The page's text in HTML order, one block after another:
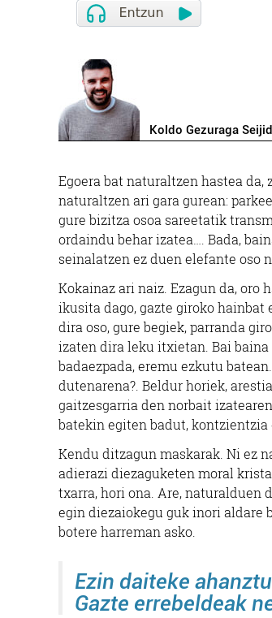
Koldo Gezuraga
Egoera bat naturaltzen hastea da,
naturaltzen ari gara gurean:
gure bizitza osoa sareetatik
ordaindu behar izatea…. Bada,
seinalatzen ez duen elefante oso
Kokainaz ari naiz. Ezagun da, oro
ikusita dago, gazte giroko hainbat
dira oso, gure begiek, parranda
izaten dira leku itxietan. Bai
badaezpada, eremu ezkutu
dutenarena?. Beldur horiek,
gaitzesgarria den norbait
batekin egiten badut, kontzientzia
Kendu ditzagun maskarak. Ni ez
adierazi diezaguketen moral
txarra, hori ona. Are, naturalduen
egin diezaiokegu guk inori aldare
botere harreman asko.
Ezin daiteke
Gazte errebeldeak